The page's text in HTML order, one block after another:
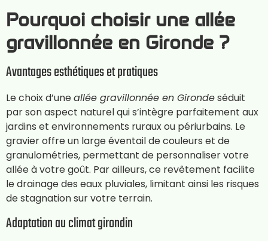
Pourquoi choisir une allée
gravillonnée en Gironde ?
Avantages esthétiques et pratiques
Le choix d’uneallée gravillonnée en Girondeséduit
par son aspect naturel qui s’intègre parfaitement aux
jardins et environnements ruraux ou périurbains. Le
gravier offre un large éventail de couleurs et de
granulométries, permettant de personnaliser votre
allée à votre goût. Par ailleurs, ce revêtement facilite
le drainage des eaux pluviales, limitant ainsi les risques
de stagnation sur votre terrain.
Adaptation au climat girondin